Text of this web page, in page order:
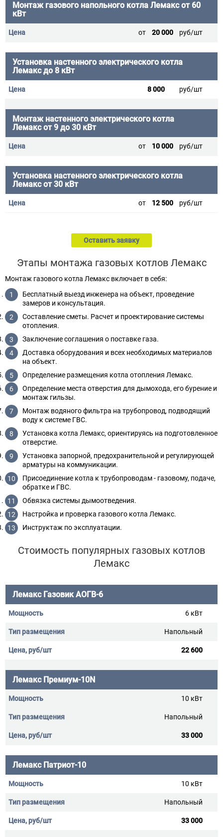
Монтаж газового напольного котла Лемакс от 60
кВт
от 20 000 руб/шт
Установка настенного электрического котла
Лемакс до 8 кВт
8 000 руб/шт
Монтаж настенного электрического котла
Лемакс от 9 до 30 кВт
от 10 000 руб/шт
Установка настенного электрического котла
Лемакс от 30 кВт
от 12 500 руб/шт
Оставить заявку
Этапы монтажа газовых котлов Лемакс
Монтаж газового котла Лемакс включает в себя:
Бесплатный выезд инженера на объект, проведение
замеров и консультация.
Составление сметы. Расчет и проектирование системы
отопления.
Заключение соглашения о поставке газа.
Доставка оборудования и всех необходимых материалов
на объект.
Определение размещения котла отопления Лемакс.
Определение места отверстия для дымохода, его бурение и
монтаж гильзы.
Монтаж водяного фильтра на трубопровод, подводящий
воду к системе ГВС.
Установка котла Лемакс, ориентируясь на подготовленное
отверстие.
Установка запорной, предохранительной и регулирующей
арматуры на коммуникации.
Присоединение котла к трубопроводам - газовому, подаче,
обратке и ГВС.
Обвязка системы дымоотведения.
Настройка и проверка газового котла Лемакс.
Инструктаж по эксплуатации.
Стоимость популярных газовых котлов
Лемакс
Лемакс Газовик АОГВ-6
6 кВт
Напольный
22 600
Лемакс Премиум-10N
10 кВт
Напольный
33 000
Лемакс Патриот-10
10 кВт
Напольный
33 000